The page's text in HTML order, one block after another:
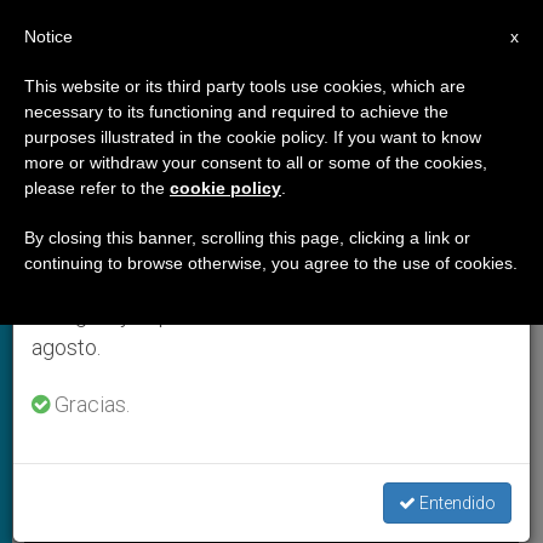
ARCHIVES ,IGLESIA LOCAL
×
Aviso importante
Del 27 de julio al 7 de agosto haremos la pausa
anual, aprovechando que en el periodo de verano
se generan menos informaciones y también el
agosto.
Gracias.
Entendido
x
Notice
This website or its third party tools use cookies, which are
necessary to its functioning and required to achieve the
purposes illustrated in the cookie policy. If you want to know
more or withdraw your consent to all or some of the cookies,
please refer to the cookie policy
By closing this banner, scrolling this page, clicking a link or
continuing to browse otherwise, you agree to the use of cookies.